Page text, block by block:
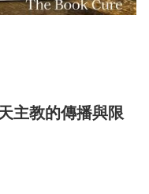
主教的傳播與限